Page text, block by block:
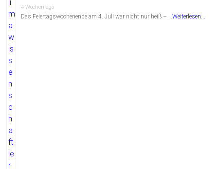
4 Wochen ago
Das Feiertagswochenende am 4. Juli war nicht nur heiß – …Weiterlesen...